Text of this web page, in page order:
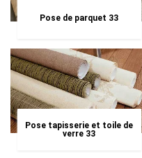
Pose de parquet 33
Pose tapisserie et toile de
verre 33